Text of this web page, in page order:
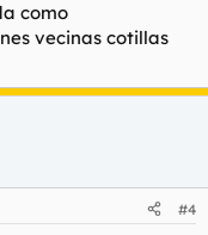
como
vecinas cotillas
#4